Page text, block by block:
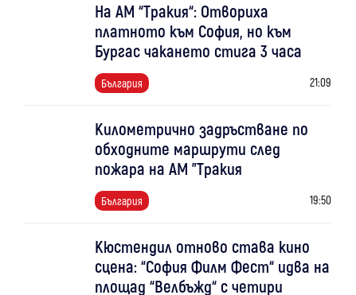
На АМ “Тракия“: Отвориха
платното към София, но към
Бургас чакането стига 3 часа
България 21:09
Километрично задръстване по
обходните маршрути след
пожара на АМ "Тракия
България 19:50
Кюстендил отново става кино
сцена: “София Филм Фест“ идва на
площад “Велбъжд“ с четири